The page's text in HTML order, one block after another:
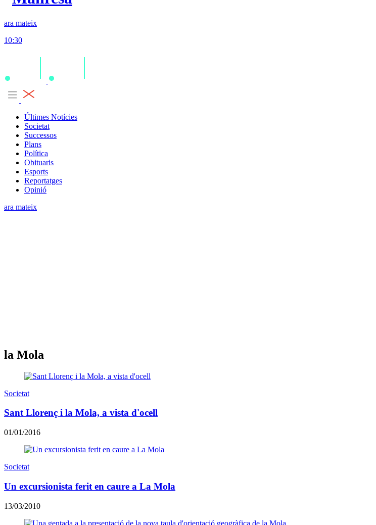
ara mateix
10:30
Últimes Notícies
Societat
Successos
Plans
Política
Obituaris
Esports
Reportatges
Opinió
ara mateix
la Mola
Societat
Sant Llorenç i la Mola, a vista d'ocell
01/01/2016
Societat
Un excursionista ferit en caure a La Mola
13/03/2010